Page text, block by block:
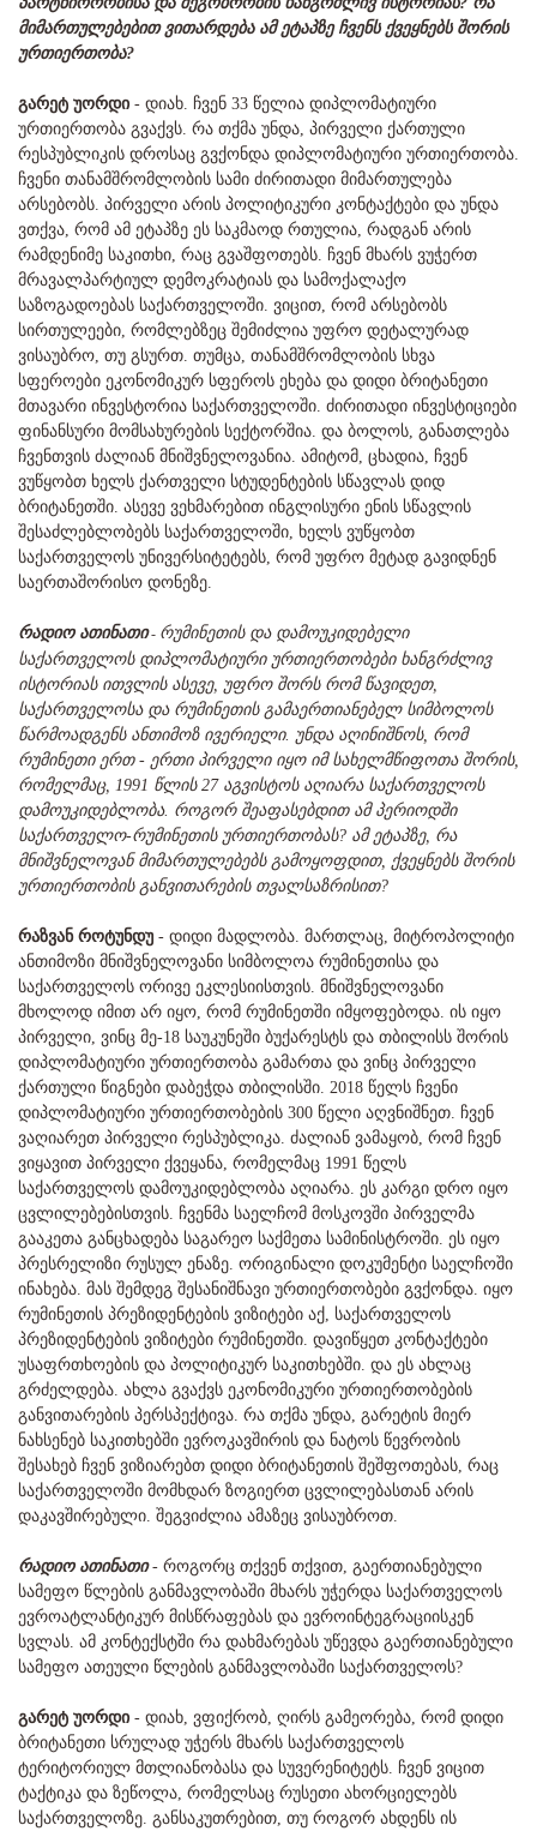
მიმართულებებით ვითარდება ამ ეტაპზე ჩვენს ქვეყნებს შორის
ურთიერთობა?
გარეტ უორდი - დიახ. ჩვენ 33 წელია დიპლომატიური
ურთიერთობა გვაქვს. რა თქმა უნდა, პირველი ქართული
რესპუბლიკის დროსაც გვქონდა დიპლომატიური ურთიერთობა.
ჩვენი თანამშრომლობის სამი ძირითადი მიმართულება
არსებობს. პირველი არის პოლიტიკური კონტაქტები და უნდა
ვთქვა, რომ ამ ეტაპზე ეს საკმაოდ რთულია, რადგან არის
რამდენიმე საკითხი, რაც გვაშფოთებს. ჩვენ მხარს ვუჭერთ
მრავალპარტიულ დემოკრატიას და სამოქალაქო
საზოგადოებას საქართველოში. ვიცით, რომ არსებობს
სირთულეები, რომლებზეც შემიძლია უფრო დეტალურად
ვისაუბრო, თუ გსურთ. თუმცა, თანამშრომლობის სხვა
სფეროები ეკონომიკურ სფეროს ეხება და დიდი ბრიტანეთი
მთავარი ინვესტორია საქართველოში. ძირითადი ინვესტიციები
ფინანსური მომსახურების სექტორშია. და ბოლოს, განათლება
ჩვენთვის ძალიან მნიშვნელოვანია. ამიტომ, ცხადია, ჩვენ
ვუწყობთ ხელს ქართველი სტუდენტების სწავლას დიდ
ბრიტანეთში. ასევე ვეხმარებით ინგლისური ენის სწავლის
შესაძლებლობებს საქართველოში, ხელს ვუწყობთ
საქართველოს უნივერსიტეტებს, რომ უფრო მეტად გავიდნენ
საერთაშორისო დონეზე.
რადიო ათინათი- რუმინეთის და დამოუკიდებელი
საქართველოს დიპლომატიური ურთიერთობები ხანგრძლივ
ისტორიას ითვლის ასევე, უფრო შორს რომ წავიდეთ,
საქართველოსა და რუმინეთის გამაერთიანებელ სიმბოლოს
წარმოადგენს ანთიმოზ ივერიელი. უნდა აღინიშნოს, რომ
რუმინეთი ერთ - ერთი პირველი იყო იმ სახელმწიფოთა შორის,
რომელმაც, 1991 წლის 27 აგვისტოს აღიარა საქართველოს
დამოუკიდებლობა. როგორ შეაფასებდით ამ პერიოდში
საქართველო-რუმინეთის ურთიერთობას? ამ ეტაპზე, რა
მნიშვნელოვან მიმართულებებს გამოყოფდით, ქვეყნებს შორის
ურთიერთობის განვითარების თვალსაზრისით?
რაზვან როტუნდუ - დიდი მადლობა. მართლაც, მიტროპოლიტი
ანთიმოზი მნიშვნელოვანი სიმბოლოა რუმინეთისა და
საქართველოს ორივე ეკლესიისთვის. მნიშვნელოვანი
მხოლოდ იმით არ იყო, რომ რუმინეთში იმყოფებოდა. ის იყო
პირველი, ვინც მე-18 საუკუნეში ბუქარესტს და თბილისს შორის
დიპლომატიური ურთიერთობა გამართა და ვინც პირველი
ქართული წიგნები დაბეჭდა თბილისში. 2018 წელს ჩვენი
დიპლომატიური ურთიერთობების 300 წელი აღვნიშნეთ. ჩვენ
ვაღიარეთ პირველი რესპუბლიკა. ძალიან ვამაყობ, რომ ჩვენ
ვიყავით პირველი ქვეყანა, რომელმაც 1991 წელს
საქართველოს დამოუკიდებლობა აღიარა. ეს კარგი დრო იყო
ცვლილებებისთვის. ჩვენმა საელჩომ მოსკოვში პირველმა
გააკეთა განცხადება საგარეო საქმეთა სამინისტროში. ეს იყო
პრესრელიზი რუსულ ენაზე. ორიგინალი დოკუმენტი საელჩოში
ინახება. მას შემდეგ შესანიშნავი ურთიერთობები გვქონდა. იყო
რუმინეთის პრეზიდენტების ვიზიტები აქ, საქართველოს
პრეზიდენტების ვიზიტები რუმინეთში. დავიწყეთ კონტაქტები
უსაფრთხოების და პოლიტიკურ საკითხებში. და ეს ახლაც
გრძელდება. ახლა გვაქვს ეკონომიკური ურთიერთობების
განვითარების პერსპექტივა. რა თქმა უნდა, გარეტის მიერ
ნახსენებ საკითხებში ევროკავშირის და ნატოს წევრობის
შესახებ ჩვენ ვიზიარებთ დიდი ბრიტანეთის შეშფოთებას, რაც
საქართველოში მომხდარ ზოგიერთ ცვლილებასთან არის
დაკავშირებული. შეგვიძლია ამაზეც ვისაუბროთ.
რადიო ათინათი- როგორც თქვენ თქვით, გაერთიანებული
სამეფო წლების განმავლობაში მხარს უჭერდა საქართველოს
ევროატლანტიკურ მისწრაფებას და ევროინტეგრაციისკენ
სვლას. ამ კონტექსტში რა დახმარებას უწევდა გაერთიანებული
სამეფო ათეული წლების განმავლობაში საქართველოს?
გარეტ უორდი - დიახ, ვფიქრობ, ღირს გამეორება, რომ დიდი
ბრიტანეთი სრულად უჭერს მხარს საქართველოს
ტერიტორიულ მთლიანობასა და სუვერენიტეტს. ჩვენ ვიცით
ტაქტიკა და ზეწოლა, რომელსაც რუსეთი ახორციელებს
საქართველოზე. განსაკუთრებით, თუ როგორ ახდენს ის